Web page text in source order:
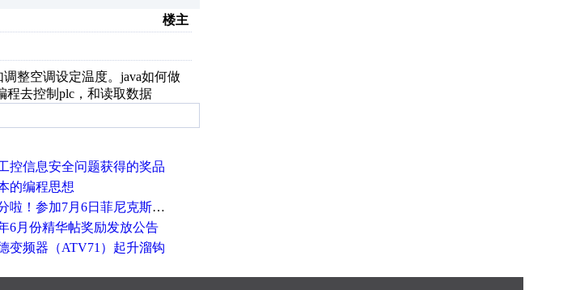
楼主
整空调设定温度。java如何做
程去控制plc，和读取数据
控信息安全问题获得的奖品
的编程思想
！参加7月6日菲尼克斯在线研讨会即得
6月份精华帖奖励发放公告
变频器（ATV71）起升溜钩